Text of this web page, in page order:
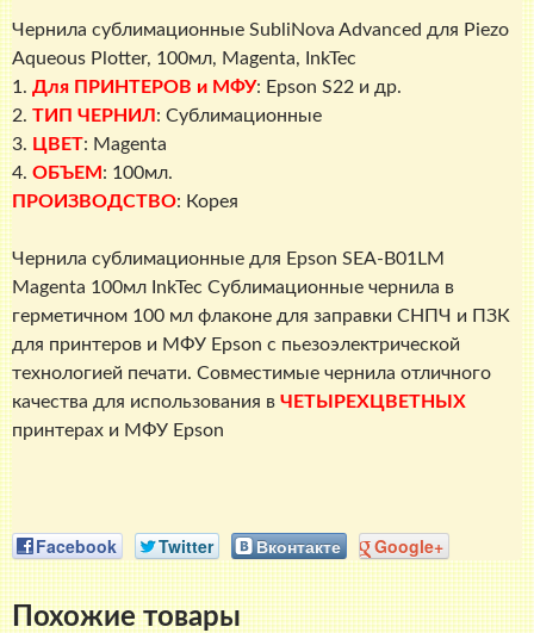
Чернила сублимационные SubliNova Advanced для Piezo
Aqueous Plotter, 100мл, Magenta, InkTec
1. Для ПРИНТЕРОВ и МФУ: Epson S22 и др.
2. ТИП ЧЕРНИЛ : Сублимационные
3. ЦВЕТ: Magenta
4. ОБЪЕМ : 100мл.
ПРОИЗВОДСТВО: Корея
Чернила сублимационные для Epson SEA-B01LM
Magenta 100мл InkTec Сублимационные чернила в
герметичном 100 мл флаконе для заправки СНПЧ и ПЗК
для принтеров и МФУ Epson с пьезоэлектрической
технологией печати. Совместимые чернила отличного
качества для использования в ЧЕТЫРЕХЦВЕТНЫХ
принтерах и МФУ Epson
Facebook Twitter Вконтакте Google+
Похожие товары